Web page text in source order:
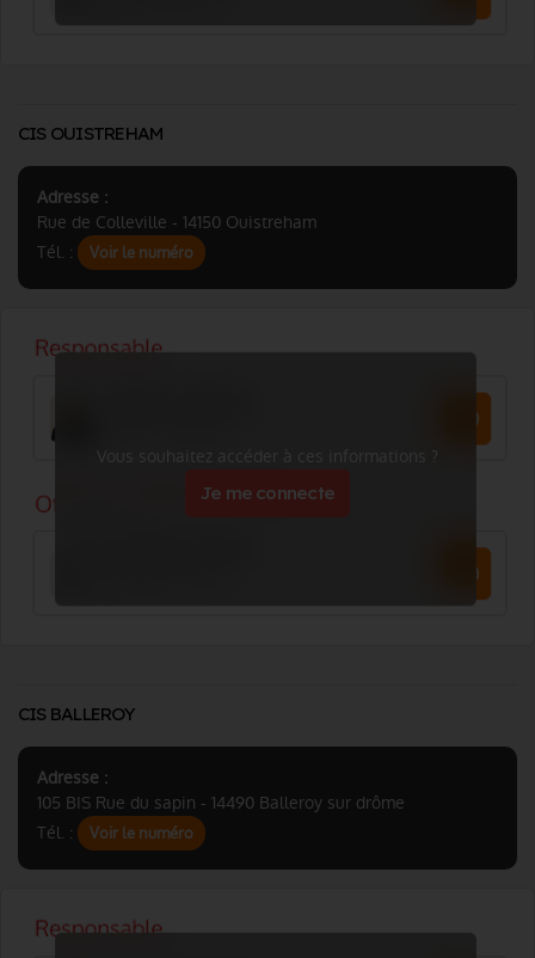
CIS OUISTREHAM
Adresse :
Rue de Colleville - 14150 Ouistreham
Tél. :
Voir le numéro
Vous souhaitez accéder à ces informations ?
Je me connecte
CIS BALLEROY
Adresse :
105 BIS Rue du sapin - 14490 Balleroy sur drôme
Tél. :
Voir le numéro